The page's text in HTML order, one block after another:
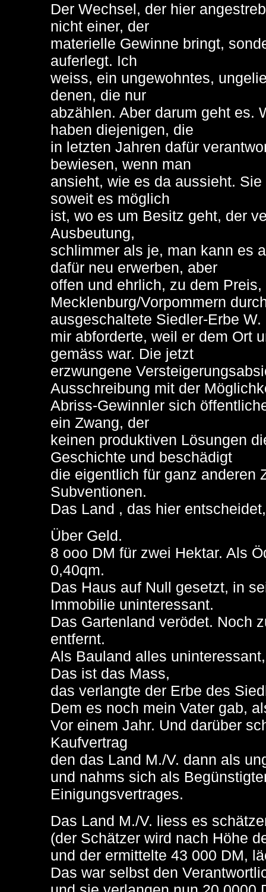
Der Wechsel, der hier
nicht einer, der
materielle Gewinne bringt,
auferlegt. Ich
weiss, ein ungewohntes,
denen, die nur
abzählen. Aber darum geht es.
haben diejenigen, die
in letzten Jahren dafür
bewiesen, wenn man
ansieht, wie es da aussieht.
soweit es möglich
ist, wo es um Besitz geht, der
Ausbeutung,
schlimmer als je, man kann es
dafür neu erwerben, aber
offen und ehrlich, zu dem
Mecklenburg/Vorpommern
ausgeschaltete Siedler-Erbe W.
mir abforderte, weil er dem Ort
gemäss war. Die jetzt
erzwungene
Ausschreibung mit der
Abriss-Gewinnler sich
ein Zwang, der
keinen produktiven Lösungen
Geschichte und beschädigt
die eigentlich für ganz anderen
Subventionen.
Das Land , das hier
Über Geld.
8 ooo DM für zwei Hektar. Als
0,40qm.
Das Haus auf Null gesetzt, in
Immobilie uninteressant.
Das Gartenland verödet. Noch
entfernt.
Als Bauland alles
Das ist das Mass,
das verlangte der Erbe des
Dem es noch mein Vater gab,
Vor einem Jahr. Und darüber
Kaufvertrag
den das Land M./V. dann als
und nahms sich als
Einigungsvertrages.
Das Land M./V. liess es
(der Schätzer wird nach Höhe
und der ermittelte 43 000 DM,
Das war selbst den